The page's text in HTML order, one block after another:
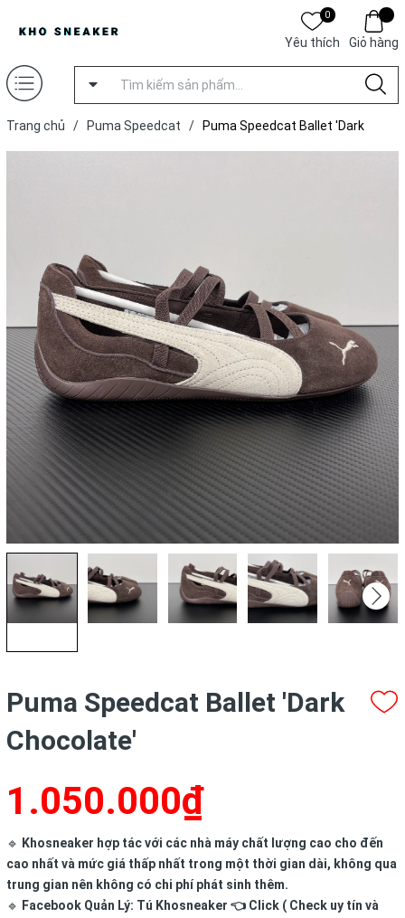
0
Yêu thích Giỏ hàng
Trang chủ / Puma Speedcat /
Puma Speedcat Ballet 'Dark
Puma Speedcat Ballet 'Dark
Chocolate'
1.050.000₫
🔹 Khosneaker hợp tác với các nhà máy chất lượng cao cho đến
cao nhất và mức giá thấp nhất trong một thời gian dài, không qua
trung gian nên không có chi phí phát sinh thêm.
🔹 Facebook Quản Lý: Tú Khosneaker 👈 Click ( Check uy tín và